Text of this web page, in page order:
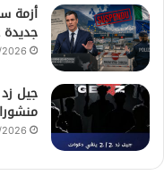
أزمة
جديدة